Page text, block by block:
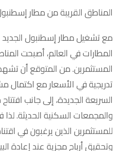
المناطق القريبة من مطار
مع تشغيل مطار إسطنبول الجديد
المطارات في العالم، أصبحت
المستثمرين. من المتوقع أن
تدريجية في الأسعار مع اكتمال
السريعة الجديدة، إلى جانب
والمجمعات السكنية الحديثة.
للمستثمرين الذين يرغبون في
وتحقيق أرباح مجزية عند إعادة